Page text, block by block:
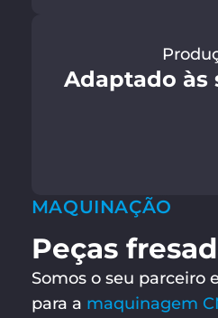
MAQUINAÇÃO
Peças
Somos o seu parceiro
para a maquinagem
Adaptado às